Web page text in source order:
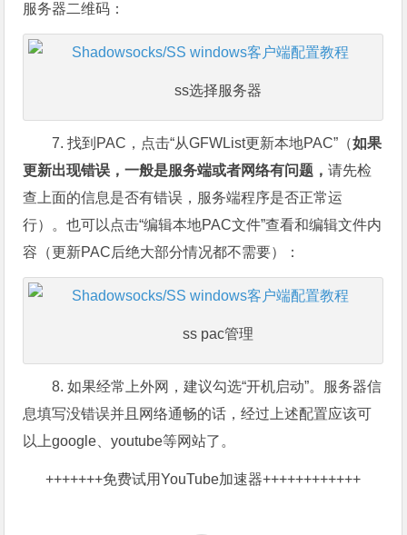
服务器二维码：
ss选择服务器
7. 找到PAC，点击“从GFWList更新本地PAC”（如果
更新出现错误，一般是服务端或者网络有问题，请先检
查上面的信息是否有错误，服务端程序是否正常运
行）。也可以点击“编辑本地PAC文件”查看和编辑文件内
容（更新PAC后绝大部分情况都不需要）：
ss pac管理
8. 如果经常上外网，建议勾选“开机启动”。服务器信
息填写没错误并且网络通畅的话，经过上述配置应该可
以上google、youtube等网站了。
+++++++免费试用YouTube加速器++++++++++++